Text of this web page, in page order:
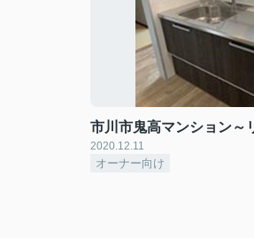
市川市鬼高マンション～
2020.12.11
オーナー向け